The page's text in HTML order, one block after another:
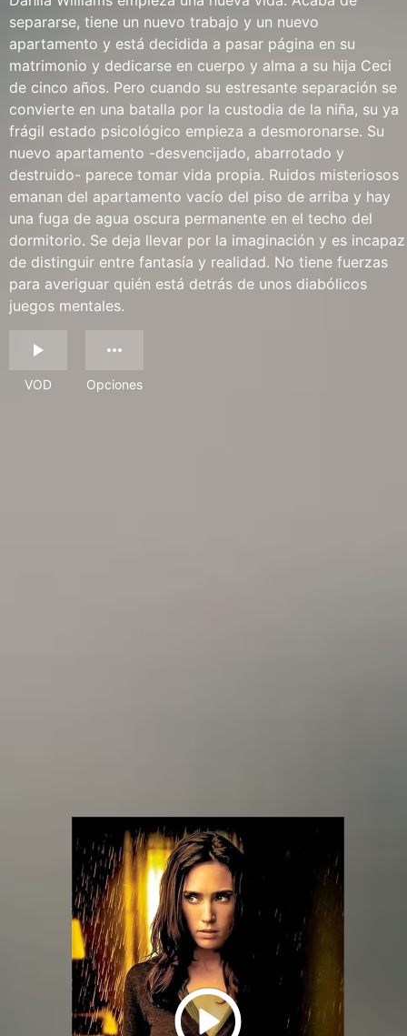
separarse, tiene un nuevo trabajo y un nuevo
apartamento y está decidida a pasar página en su
matrimonio y dedicarse en cuerpo y alma a su hija Ceci
de cinco años. Pero cuando su estresante separación se
convierte en una batalla por la custodia de la niña, su ya
frágil estado psicológico empieza a desmoronarse. Su
nuevo apartamento -desvencijado, abarrotado y
destruido- parece tomar vida propia. Ruidos misteriosos
emanan del apartamento vacío del piso de arriba y hay
una fuga de agua oscura permanente en el techo del
dormitorio. Se deja llevar por la imaginación y es incapaz
de distinguir entre fantasía y realidad. No tiene fuerzas
para averiguar quién está detrás de unos diabólicos
juegos mentales.
VOD Opciones